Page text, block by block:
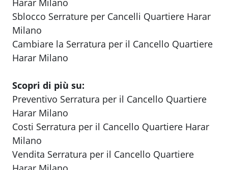
Harar Milano
Sblocco Serrature per Cancelli Quartiere Harar
Milano
Cambiare la Serratura per il Cancello Quartiere
Harar Milano
Scopri di più su:
Preventivo Serratura per il Cancello Quartiere
Harar Milano
Costi Serratura per il Cancello Quartiere Harar
Milano
Vendita Serratura per il Cancello Quartiere